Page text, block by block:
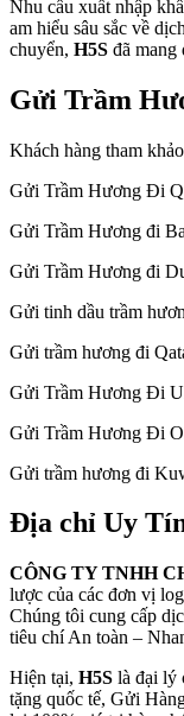
Nhu cầu xuất nhập
am hiểu sâu sắc về
chuyển, H5S đã
Gửi Trầm
Khách hàng tham
Gửi Trầm Hương Đi
Gửi Trầm Hương đi
Gửi Trầm Hương đi
Gửi tinh dầu trầm
Gửi trầm hương đi
Gửi Trầm Hương Đi
Gửi Trầm Hương Đi
Gửi trầm hương đi
Địa chỉ Uy
CÔNG TY TNHH
lược của các đơn vị
Chúng tôi cung cấp
tiêu chí An toàn –
Hiện tại, H5S là đại lý
tặng quốc tế, Gửi